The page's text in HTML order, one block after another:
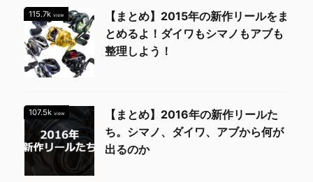
115.7k view
【まとめ】2015年の新作リールをま
とめるよ！ダイワもシマノもアブも
整理しよう！
107.5k view
【まとめ】2016年の新作リールた
ち。シマノ、ダイワ、アブから何が
出るのか